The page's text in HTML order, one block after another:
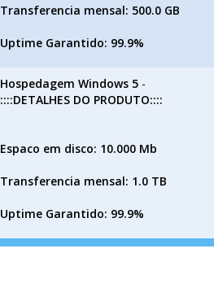
Transferencia mensal: 500.0 GB
Uptime Garantido: 99.9%
Hospedagem Windows 5 -
::::DETALHES DO PRODUTO::::
Espaco em disco: 10.000 Mb
Transferencia mensal: 1.0 TB
Uptime Garantido: 99.9%